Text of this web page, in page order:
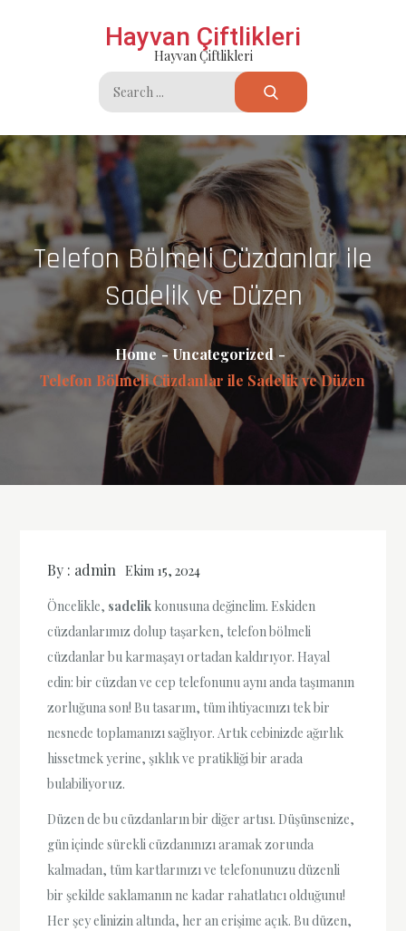
Hayvan Çiftlikleri
Hayvan Çiftlikleri
Search
for:
Telefon Bölmeli Cüzdanlar ile
Sadelik ve Düzen
Home
Uncategorized
Telefon Bölmeli Cüzdanlar ile Sadelik ve Düzen
By : admin Ekim 15, 2024
Öncelikle, sadelik konusuna değinelim. Eskiden
cüzdanlarımız dolup taşarken, telefon bölmeli
cüzdanlar bu karmaşayı ortadan kaldırıyor. Hayal
edin: bir cüzdan ve cep telefonunu aynı anda taşımanın
zorluğuna son! Bu tasarım, tüm ihtiyacınızı tek bir
nesnede toplamanızı sağlıyor. Artık cebinizde ağırlık
hissetmek yerine, şıklık ve pratikliği bir arada
bulabiliyoruz.
Düzen de bu cüzdanların bir diğer artısı. Düşünsenize,
gün içinde sürekli cüzdanınızı aramak zorunda
kalmadan, tüm kartlarınızı ve telefonunuzu düzenli
bir şekilde saklamanın ne kadar rahatlatıcı olduğunu!
Her şey elinizin altında, her an erişime açık. Bu düzen,